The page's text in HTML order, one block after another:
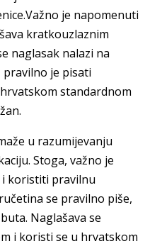
je napomenuti
kratkouzlaznim
naglasak nalazi na
pravilno je pisati
standardnom
u razumijevanju
Stoga, važno je
koristiti pravilnu
se pravilno piše,
Naglašava se
i koristi se u hrvatskom